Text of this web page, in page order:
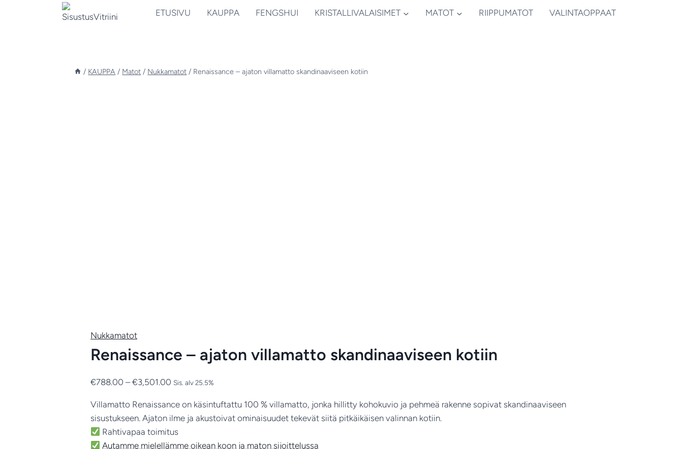
ETUSIVU KAUPPA FENGSHUI KRISTALLIVALAISIMET MATOT RIIPPUMATOT VALINTAOPPAAT
/ KAUPPA / Matot / Nukkamatot / Renaissance – ajaton villamatto skandinaaviseen kotiin
Nukkamatot
Renaissance – ajaton villamatto skandinaaviseen kotiin
€788.00 – €3,501.00 Hintaluokka:
-
€3,501.00
Sis. alv 25.5%
Villamatto Renaissance on käsintuftattu 100 % villamatto, jonka hillitty kohokuvio ja pehmeä rakenne sopivat skandinaaviseen
sisustukseen. Ajaton ilme ja akustoivat ominaisuudet tekevät siitä pitkäikäisen valinnan kotiin.
Rahtivapaa toimitus
Autamme mielellämme oikean koon ja maton sijoittelussa